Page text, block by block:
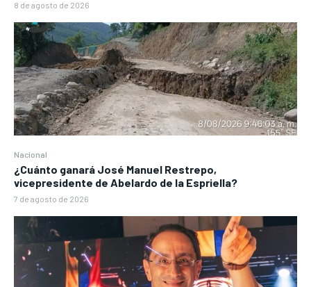
8 de agosto de 2026
Nacional
¿Cuánto ganará José Manuel Restrepo,
vicepresidente de Abelardo de la Espriella?
7 de agosto de 2026